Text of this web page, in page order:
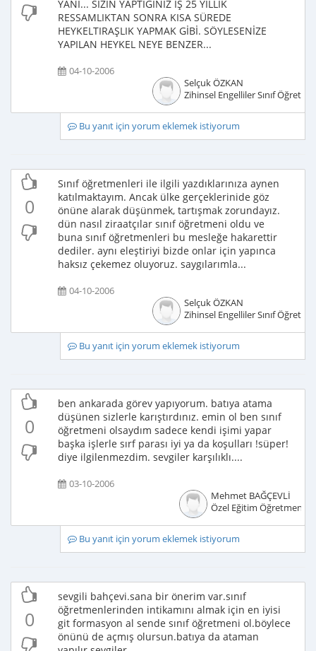
YANİ... SİZİN YAPTIĞINIZ İŞ 25 YILLIK
RESSAMLIKTAN SONRA KISA SÜREDE
HEYKELTIRAŞLIK YAPMAK GİBİ. SÖYLESENİZE
YAPILAN HEYKEL NEYE BENZER...
04-10-2006
Selçuk ÖZKAN
Zihinsel Engelliler Sınıf
Bu yanıt için yorum eklemek istiyorum
0
Sınıf öğretmenleri ile ilgili yazdıklarınıza aynen
katılmaktayım. Ancak ülke gerçeklerinide göz
önüne alarak düşünmek, tartışmak zorundayız.
dün nasıl ziraatçılar sınıf öğretmeni oldu ve
buna sınıf öğretmenleri bu mesleğe hakarettir
dediler. aynı eleştiriyi bizde onlar için yapınca
haksız çekemez oluyoruz. saygılarımla...
04-10-2006
Selçuk ÖZKAN
Zihinsel Engelliler Sınıf
Bu yanıt için yorum eklemek istiyorum
0
ben ankarada görev yapıyorum. batıya atama
düşünen sizlerle karıştırdınız. emin ol ben sınıf
öğretmeni olsaydım sadece kendi işimi yapar
başka işlerle sırf parası iyi ya da koşulları !süper!
diye ilgilenmezdim. sevgiler karşılıklı....
03-10-2006
Mehmet BAĞÇEVLİ
Özel Eğitim Öğretmeni
Bu yanıt için yorum eklemek istiyorum
0
sevgili bahçevi.sana bir önerim var.sınıf
öğretmenlerinden intikamını almak için en iyisi
git formasyon al sende sınıf öğretmeni ol.böylece
önünü de açmış olursun.batıya da ataman